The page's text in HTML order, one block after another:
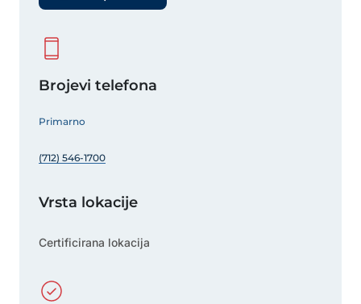
Brojevi telefona
Primarno
(712) 546-1700
Vrsta lokacije
Certificirana lokacija